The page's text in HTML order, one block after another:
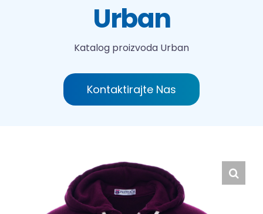
Urban
Katalog proizvoda Urban
Kontaktirajte Nas